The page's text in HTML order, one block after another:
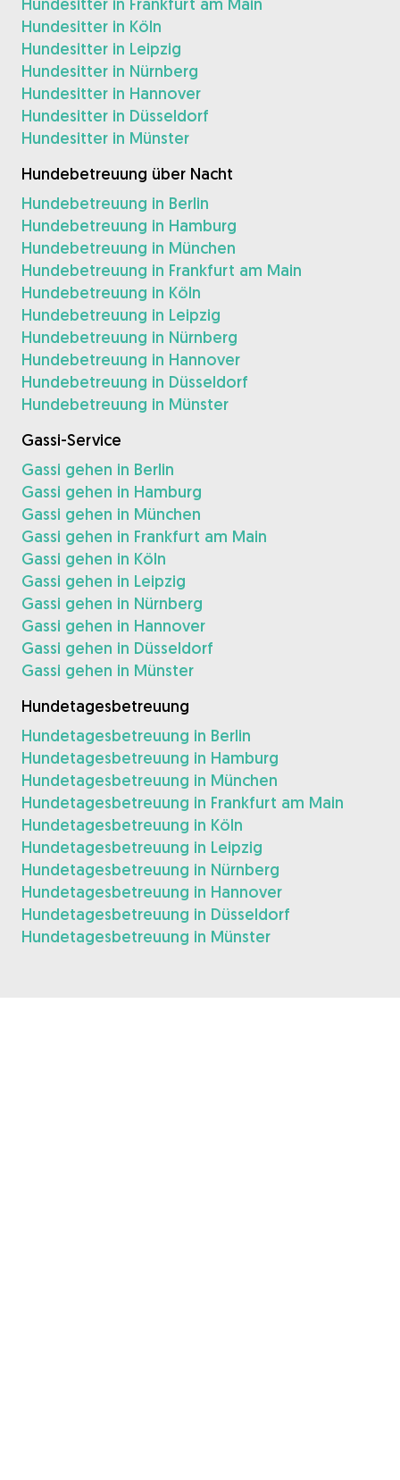
Hundesitter in Köln
Hundesitter in Leipzig
Hundesitter in Nürnberg
Hundesitter in Hannover
Hundesitter in Düsseldorf
Hundesitter in Münster
Hundebetreuung über Nacht
Hundebetreuung in Berlin
Hundebetreuung in Hamburg
Hundebetreuung in München
Hundebetreuung in Frankfurt am Main
Hundebetreuung in Köln
Hundebetreuung in Leipzig
Hundebetreuung in Nürnberg
Hundebetreuung in Hannover
Hundebetreuung in Düsseldorf
Hundebetreuung in Münster
Gassi-Service
Gassi gehen in Berlin
Gassi gehen in Hamburg
Gassi gehen in München
Gassi gehen in Frankfurt am Main
Gassi gehen in Köln
Gassi gehen in Leipzig
Gassi gehen in Nürnberg
Gassi gehen in Hannover
Gassi gehen in Düsseldorf
Gassi gehen in Münster
Hundetagesbetreuung
Hundetagesbetreuung in Berlin
Hundetagesbetreuung in Hamburg
Hundetagesbetreuung in München
Hundetagesbetreuung in Frankfurt am Main
Hundetagesbetreuung in Köln
Hundetagesbetreuung in Leipzig
Hundetagesbetreuung in Nürnberg
Hundetagesbetreuung in Hannover
Hundetagesbetreuung in Düsseldorf
Hundetagesbetreuung in Münster